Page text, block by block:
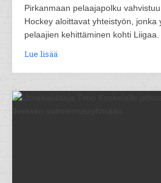
Pirkanmaan pelaajapolku
Hockey aloittavat yhteistyön, jonka
pelaajien kehittäminen kohti Liigaa.
Lue lisää